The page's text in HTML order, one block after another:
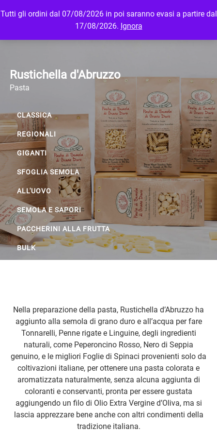
Tutti gli ordini dal 07/08/2026 in poi saranno evasi a partire dal
17/08/2026. Ignora
MENU LOGIN
Rustichella d'Abruzzo
Pasta
CLASSICA
REGIONALI
GIGANTI
SFOGLIA SEMOLA
ALL'UOVO
SEMOLA E SAPORI
PACCHERINI ALLA FRUTTA
BULK
Nella preparazione della pasta, Rustichella d’Abruzzo ha
aggiunto alla semola di grano duro e all’acqua per fare
Tonnarelli, Penne rigate e Linguine, degli ingredienti
naturali, come Peperoncino Rosso, Nero di Seppia
genuino, e le migliori Foglie di Spinaci provenienti solo da
coltivazioni italiane, per ottenere una pasta colorata e
aromatizzata naturalmente, senza alcuna aggiunta di
coloranti e conservanti, pronta per essere gustata
aggiungendo un filo di Olio Extra Vergine d’Oliva, ma si
lascia apprezzare bene anche con altri condimenti della
tradizione italiana.